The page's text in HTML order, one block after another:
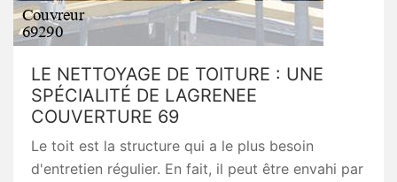
LE NETTOYAGE DE TOITURE : UNE
SPÉCIALITÉ DE LAGRENEE
COUVERTURE 69
Le toit est la structure qui a le plus besoin
d'entretien régulier. En fait, il peut être envahi par